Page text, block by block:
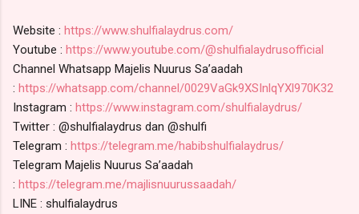
Website : https://www.shulfialaydrus.com/
Youtube : https://www.youtube.com/@shulfialaydrusofficial
Channel Whatsapp Majelis Nuurus Sa’aadah
: https://whatsapp.com/channel/0029VaGk9XSInlqYXl970K32
Instagram : https://www.instagram.com/shulfialaydrus/
Twitter : @shulfialaydrus dan @shulfi
Telegram : https://telegram.me/habibshulfialaydrus/
Telegram Majelis Nuurus Sa’aadah
: https://telegram.me/majlisnuurussaadah/
LINE : shulfialaydrus